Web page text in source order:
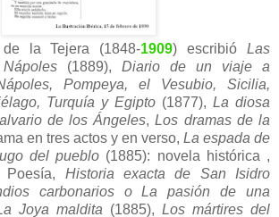
la Tejera (1848-1909) escribióLas
(1889), Diario de un viaje a
Pompeya, el Vesubio, Sicilia,
Turquía y Egipto (1877), La diosa
de los Ángeles,Los dramas de la
en tres actos y en verso, La espada de
del pueblo (1885): novela histórica ,
Historia exacta de San Isidro
carbonarios o La pasión de una
Joya maldita (1885), Los mártires del